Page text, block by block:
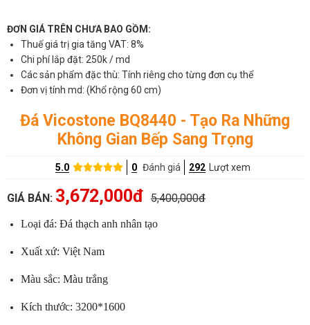
ĐƠN GIÁ TRÊN CHƯA BAO GỒM:
Thuế giá trị gia tăng VAT: 8%
Chi phí lắp đặt: 250k / md
Các sản phẩm đặc thù: Tính riêng cho từng đơn cụ thể
Đơn vị tính md: (Khổ rộng 60 cm)
Đá Vicostone BQ8440 - Tạo Ra Những
Không Gian Bếp Sang Trọng
5.0 0 Đánh giá 292 Lượt xem
GIÁ BÁN: 3,672,000đ 5,400,000đ
Loại đá: Đá thạch anh nhân tạo
Xuất xứ: Việt Nam
Màu sắc: Màu trắng
Kích thước: 3200*1600